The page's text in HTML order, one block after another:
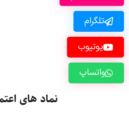
تلگرام
یوتیوب
واتساپ
نماد های